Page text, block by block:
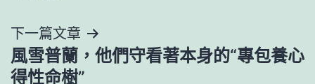
覽
下一篇文章
風雪普蘭，他們守看著本身的“專包養心
得性命樹”